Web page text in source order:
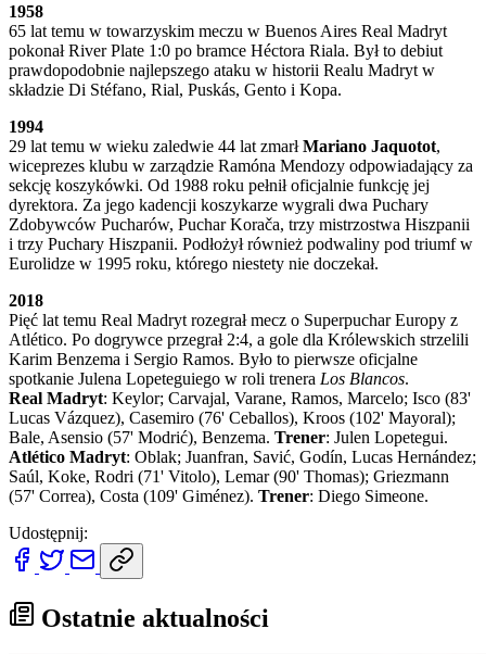
1958
65 lat temu w towarzyskim meczu w Buenos Aires Real Madryt
pokonał River Plate 1:0 po bramce Héctora Riala. Był to debiut
prawdopodobnie najlepszego ataku w historii Realu Madryt w
składzie Di Stéfano, Rial, Puskás, Gento i Kopa.
1994
29 lat temu w wieku zaledwie 44 lat zmarłMariano Jaquotot,
wiceprezes klubu w zarządzie Ramóna Mendozy odpowiadający za
sekcję koszykówki. Od 1988 roku pełnił oficjalnie funkcję jej
dyrektora. Za jego kadencji koszykarze wygrali dwa Puchary
Zdobywców Pucharów, Puchar Korača, trzy mistrzostwa Hiszpanii
i trzy Puchary Hiszpanii. Podłożył również podwaliny pod triumf w
Eurolidze w 1995 roku, którego niestety nie doczekał.
2018
Pięć lat temu Real Madryt rozegrał mecz o Superpuchar Europy z
Atlético. Po dogrywce przegrał 2:4, a gole dla Królewskich strzelili
Karim Benzema i Sergio Ramos. Było to pierwsze oficjalne
spotkanie Julena Lopeteguiego w roli trenera Los Blancos.
Real Madryt: Keylor; Carvajal, Varane, Ramos, Marcelo; Isco (83'
Lucas Vázquez), Casemiro (76' Ceballos), Kroos (102' Mayoral);
Bale, Asensio (57' Modrić), Benzema. Trener: Julen Lopetegui.
Atlético Madryt: Oblak; Juanfran, Savić, Godín, Lucas Hernández;
Saúl, Koke, Rodri (71' Vitolo), Lemar (90' Thomas); Griezmann
(57' Correa), Costa (109' Giménez). Trener: Diego Simeone.
Udostępnij:
Ostatnie aktualności